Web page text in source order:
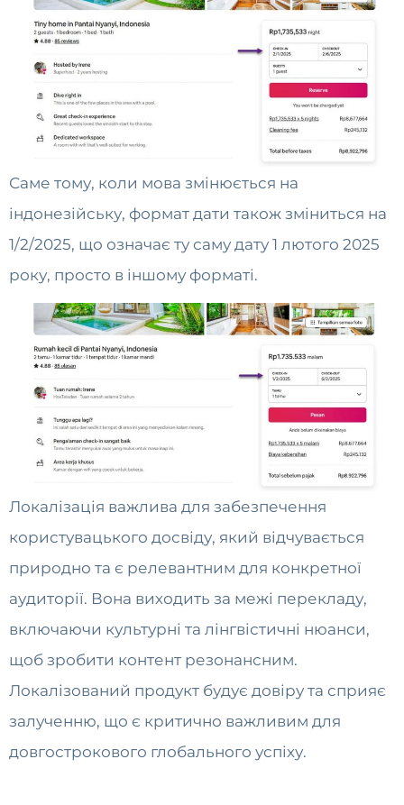
Саме тому, коли мова змінюється на
індонезійську, формат дати також зміниться на
1/2/2025, що означає ту саму дату 1 лютого 2025
року, просто в іншому форматі.
Локалізація важлива для забезпечення
користувацького досвіду, який відчувається
природно та є релевантним для конкретної
аудиторії. Вона виходить за межі перекладу,
включаючи культурні та лінгвістичні нюанси,
щоб зробити контент резонансним.
Локалізований продукт будує довіру та сприяє
залученню, що є критично важливим для
довгострокового глобального успіху.